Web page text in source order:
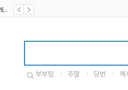
부부팀 주말 당번 캐